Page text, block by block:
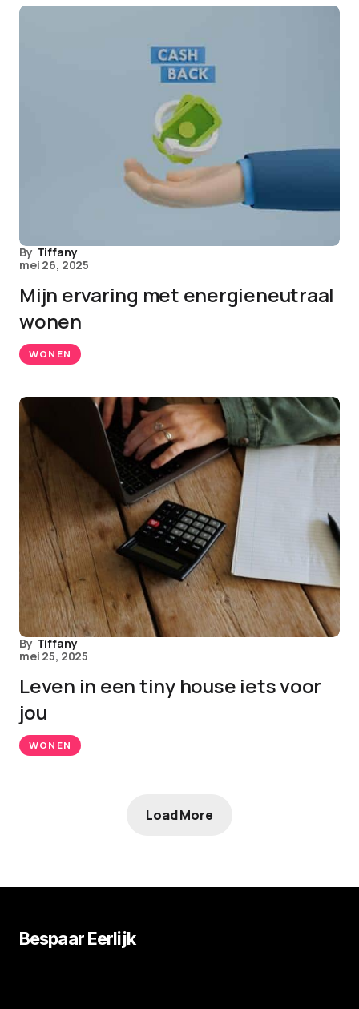
By Tiffany
mei 26, 2025
Mijn ervaring met energieneutraal
wonen
WONEN
By Tiffany
mei 25, 2025
Leven in een tiny house iets voor
jou
WONEN
Load More
Bespaar Eerlijk